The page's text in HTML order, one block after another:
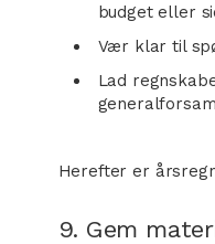
budget eller
Vær klar til
Lad
Herefter er
9. Gem